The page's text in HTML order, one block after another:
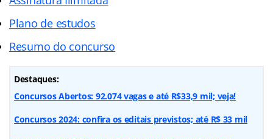
Plano de estudos
Resumo do concurso
Destaques:
Concursos Abertos: 92.074 vagas e até R$33,9 mil; veja!
Concursos 2024: confira os editais previstos; até R$ 33 mil